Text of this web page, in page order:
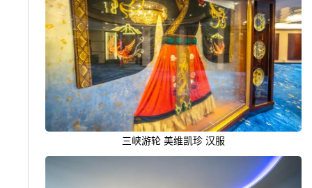
三峡游轮 美维凯珍 汉服